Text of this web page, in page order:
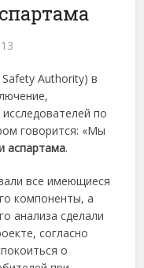
Authority) в
по
говорится: «Мы
аспартама.
все имеющиеся
компоненты, а
анализа сделали
согласно
о